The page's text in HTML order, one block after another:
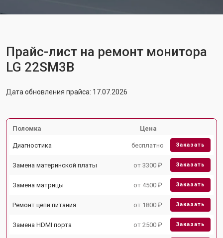
Прайс-лист на ремонт монитора
LG 22SM3B
Дата обновления прайса: 17.07.2026
Поломка Цена
Диагностика бесплатно Заказать
Замена материнской платы от 3300 ₽ Заказать
Замена матрицы от 4500 ₽ Заказать
Ремонт цепи питания от 1800 ₽ Заказать
Замена HDMI порта от 2500 ₽ Заказать